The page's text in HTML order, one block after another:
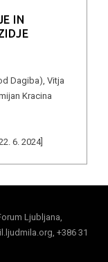
IN
Dagiba), Vitja
Kracina
6. 2024]
Ljubljana,
+386 31